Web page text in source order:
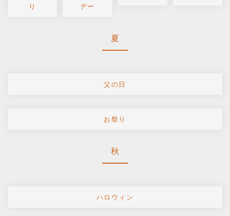
り
デー
夏
父の日
お祭り
秋
ハロウィン